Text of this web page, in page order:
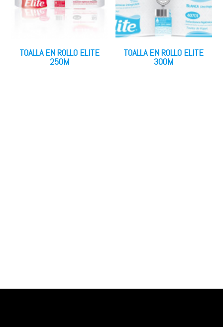
TOALLA EN ROLLO ELITE
250M
TOALLA EN ROLLO ELITE
300M